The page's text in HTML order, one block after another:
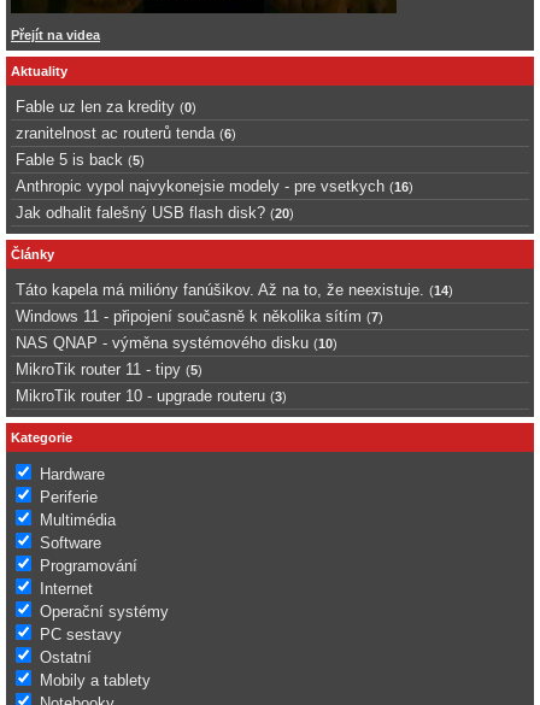
Přejít na videa
Aktuality
Fable uz len za kredity (0)
zranitelnost ac routerů tenda (6)
Fable 5 is back (5)
Anthropic vypol najvykonejsie modely - pre vsetkych (16)
Jak odhalit falešný USB flash disk? (20)
Články
Táto kapela má milióny fanúšikov. Až na to, že neexistuje. (14)
Windows 11 - připojení současně k několika sítím (7)
NAS QNAP - výměna systémového disku (10)
MikroTik router 11 - tipy (5)
MikroTik router 10 - upgrade routeru (3)
Kategorie
Hardware
Periferie
Multimédia
Software
Programování
Internet
Operační systémy
PC sestavy
Ostatní
Mobily a tablety